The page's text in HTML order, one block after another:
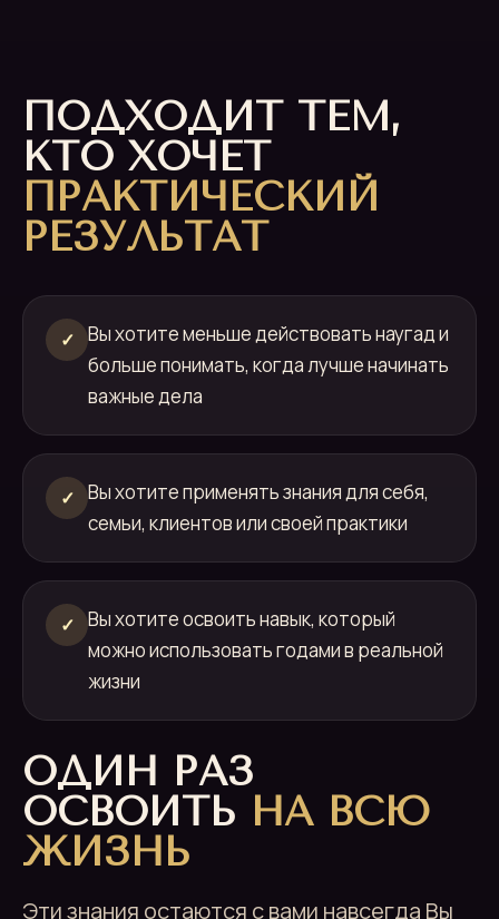
ПОДХОДИТ ТЕМ,
КТО ХОЧЕТ
ПРАКТИЧЕСКИЙ
РЕЗУЛЬТАТ
✓ Вы хотите меньше действовать наугад и
больше понимать, когда лучше начинать
важные дела
✓ Вы хотите применять знания для себя,
семьи, клиентов или своей практики
✓ Вы хотите освоить навык, который
можно использовать годами в реальной
жизни
ОДИН РАЗ
ОСВОИТЬ НА ВСЮ
ЖИЗНЬ
Эти знания остаются с вами навсегда Вы